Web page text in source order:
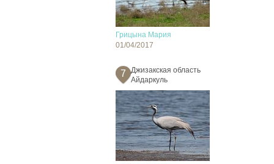
Грицына Мария
01/04/2017
7
Джизакская область
Айдаркуль